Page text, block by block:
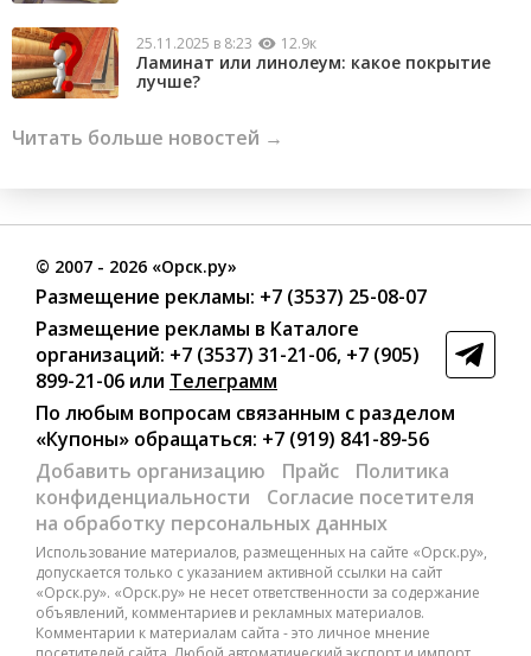
25.11.2025 в 8:23 12.9к
Ламинат или линолеум: какое покрытие
лучше?
Читать больше новостей →
© 2007 - 2026 «Орск.ру»
Размещение рекламы: +7 (3537) 25-08-07
Размещение рекламы в Каталоге
организаций: +7 (3537) 31-21-06, +7 (905)
899-21-06 или Телеграмм
По любым вопросам связанным с разделом
«Купоны» обращаться: +7 (919) 841-89-56
Добавить организацию
Прайс
Политика
конфиденциальности
Согласие посетителя
на обработку персональных данных
Использование материалов, размещенных на сайте «Орск.ру»,
допускается только с указанием активной ссылки на сайт
«Орск.ру». «Орск.ру» не несет ответственности за содержание
объявлений, комментариев и рекламных материалов.
Комментарии к материалам сайта - это личное мнение